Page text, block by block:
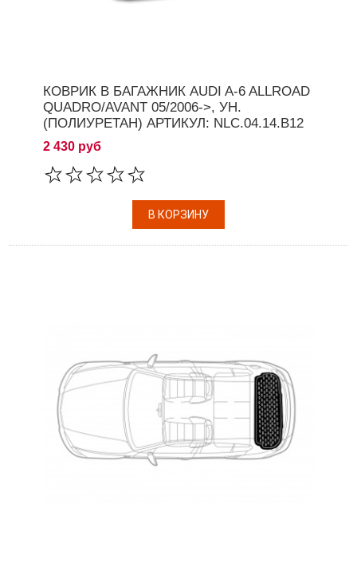
КОВРИК В БАГАЖНИК AUDI A-6 ALLROAD
QUADRO/AVANT 05/2006->, УН.
(ПОЛИУРЕТАН) АРТИКУЛ: NLC.04.14.B12
2 430 руб